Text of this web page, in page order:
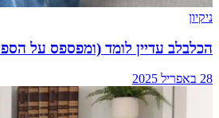
ניקיון
הכלבלב עדיין לומד (ומפספס על
28 באפריל 2025